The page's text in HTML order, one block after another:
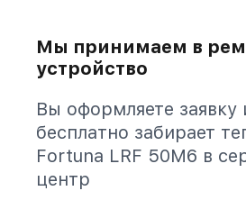
Мы принимаем в
устройство
Вы оформляете заявку
бесплатно забирает
Fortuna LRF 50M6 в
центр